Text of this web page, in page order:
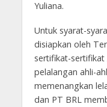
Yuliana.
Untuk syarat-
disiapkan oleh
sertifikat-
pelalangan ahli-
memenangkan
dan PT BRL